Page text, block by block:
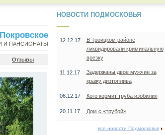
И ПАНСИОНАТЫ
Отзывы
НОВОСТИ ПОДМОСКОВЬЯ
12.12.17
В Троицком районе
ликвидировали криминальную
врезку
11.12.17
Задержаны двое мужчин за
кражу дизтоплива
06.12.17 Кого кормит труба изобилия
20.11.17 Дом с «трубой»
все новости Подмосковья